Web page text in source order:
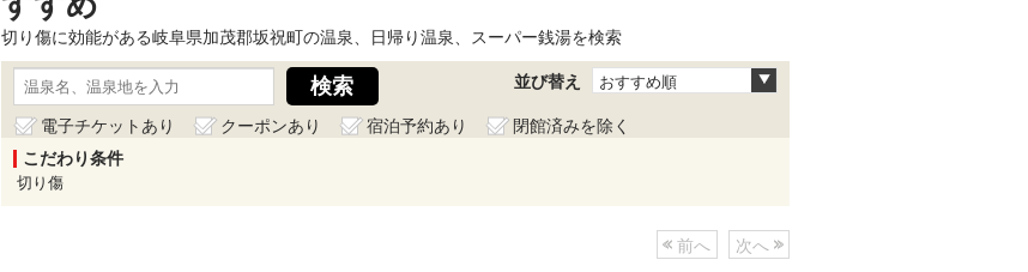
切り傷に効能がある岐阜県加茂郡坂祝町の温泉、日帰り温泉、スーパー銭湯を検索
並び替え おすすめ順
電子チケットあり クーポンあり 宿泊予約あり
閉館済みを除く
こだわり条件
切り傷
前へ 次へ